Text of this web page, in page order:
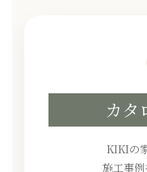
カタ
KIKIの
施工事例